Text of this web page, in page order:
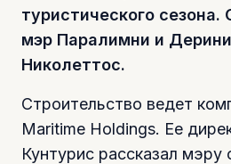
туристического
мэр Паралимни и
Николеттос.
Строительство ведет
Maritime Holdings. Ее
Кунтурис рассказал мэру